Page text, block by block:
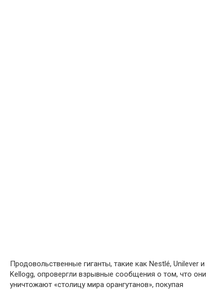
Продовольственные гиганты, такие как Nestlé, Unilever и
Kellogg, опровергли взрывные сообщения о том, что они
уничтожают «столицу мира орангутанов», покупая